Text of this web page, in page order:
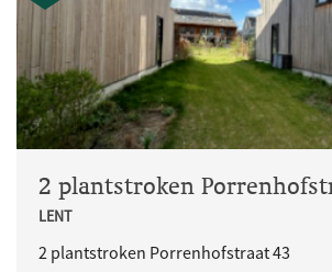
2 plantstroken
LENT
2 plantstroken Porrenhofstraat 43